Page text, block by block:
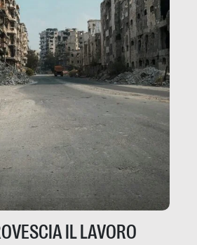
IL LAVORO